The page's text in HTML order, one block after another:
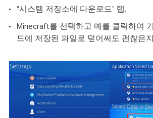
"시스템 저장소에 다운로드" 탭.
Minecraft를 선택하고 예를 클릭하여
드에 저장된 파일로 덮어써도 괜찮은